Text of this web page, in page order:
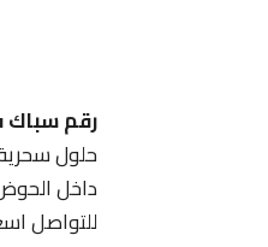
رقم سباك
حلول
داخل
للتواصل